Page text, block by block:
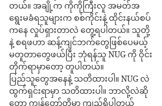
တယ်။ အချို့က ကိုကိုကြီးလူ အမတ်အ
ရွေးမခံရသူများက စစ်ကိုင်းနဲ့ ထိုင်းနယ်စပ်
ကနေ လှုပ်ရှားတာလဲ တွေ့ရပါတယ်။ သူတို့
နဲ့ စရဖဟာ ဆန့်ကျင်ဘက်တွေဖြစ်ပေမယ့်
မတူတာတွေဖယ်ပြီး ဘုံရန်သူ NUG ကို ဝိုင်း
တိုက်ရာမှာတော့ တူပါတယ်။
ပြည်သူတွေအနေနဲ့ သတိထားပါ။ NUG လဲ
ထွက်ရှင်းရာမှာ သတိထားပါ။ ဘာလို့လဲဆို
တော့ ကျွန်တော်တို့မှာ ကျည်ရှိပါတယ်